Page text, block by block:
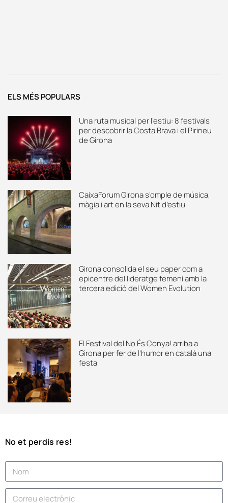
ELS MÉS POPULARS
Una ruta musical per l’estiu: 8 festivals
per descobrir la Costa Brava i el Pirineu
de Girona
CaixaForum Girona s’omple de música,
màgia i art en la seva Nit d’estiu
Girona consolida el seu paper com a
epicentre del lideratge femení amb la
tercera edició del Women Evolution
El Festival del No És Conya! arriba a
Girona per fer de l’humor en català una
festa
No et perdis res!